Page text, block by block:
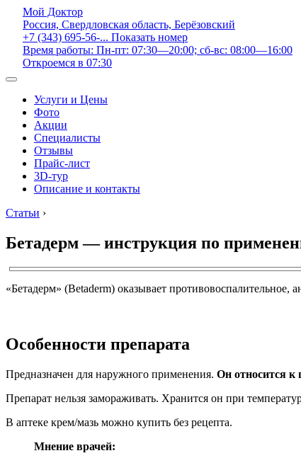
Мой Доктор
Россия, Свердловская область, Берёзовский
+7 (343) 695-56-... Показать номер
Время работы: Пн-пт: 07:30—20:00; сб-вс: 08:00—16:00
Откроемся в 07:30
Услуги и Цены
Фото
Акции
Специалисты
Отзывы
Прайс-лист
3D-тур
Описание и контакты
Статьи ›
Бетадерм — инструкция по
«Бетадерм» (Betaderm) оказывает
Особенности препарата
Предназначен для наружного применения. Он относится к
Препарат нельзя замораживать. Хранится он при
В аптеке крем/мазь можно купить без рецепта.
Мнение врачей: